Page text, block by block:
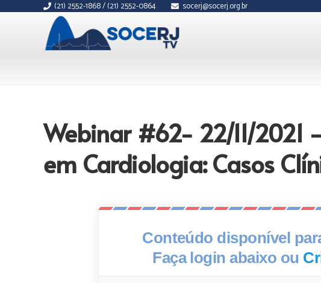
(21) 2552-1868 / (21) 2552-0864 socerj@socerj.org.br
Webinar #62- 22/11/
em Cardiologia: Casos
Conteúdo disponível
Faça login abaixo ou